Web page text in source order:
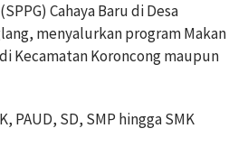
Cahaya Baru di Desa
menyalurkan program Makan
Kecamatan Koroncong maupun
SD, SMP hingga SMK